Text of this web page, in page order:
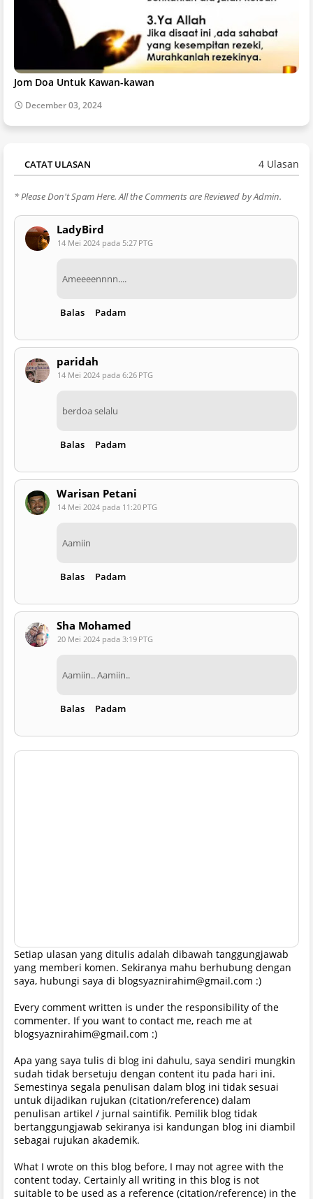
Jom Doa Untuk Kawan-kawan
December 03, 2024
CATAT ULASAN 4 Ulasan
* Please Don't Spam Here. All the Comments are Reviewed by Admin.
LadyBird
14 Mei 2024 pada 5:27 PTG
Ameeeennnn....
Balas Padam
paridah
14 Mei 2024 pada 6:26 PTG
berdoa selalu
Balas Padam
Warisan Petani
14 Mei 2024 pada 11:20 PTG
Aamiin
Balas Padam
Sha Mohamed
20 Mei 2024 pada 3:19 PTG
Aamiin.. Aamiin..
Balas Padam
Setiap ulasan yang ditulis adalah dibawah tanggungjawab
yang memberi komen. Sekiranya mahu berhubung dengan
saya, hubungi saya di blogsyaznirahim@gmail.com :)
Every comment written is under the responsibility of the
commenter. If you want to contact me, reach me at
blogsyaznirahim@gmail.com :)
Apa yang saya tulis di blog ini dahulu, saya sendiri mungkin
sudah tidak bersetuju dengan content itu pada hari ini.
Semestinya segala penulisan dalam blog ini tidak sesuai
untuk dijadikan rujukan (citation/reference) dalam
penulisan artikel / jurnal saintifik. Pemilik blog tidak
bertanggungjawab sekiranya isi kandungan blog ini diambil
sebagai rujukan akademik.
What I wrote on this blog before, I may not agree with the
content today. Certainly all writing in this blog is not
suitable to be used as a reference (citation/reference) in the